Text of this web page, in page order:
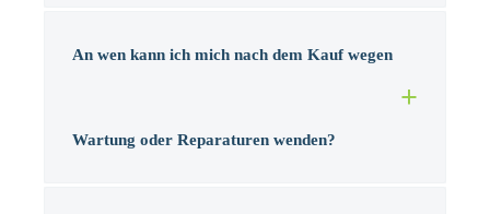
An wen kann ich mich nach dem Kauf wegen
Wartung oder Reparaturen wenden?